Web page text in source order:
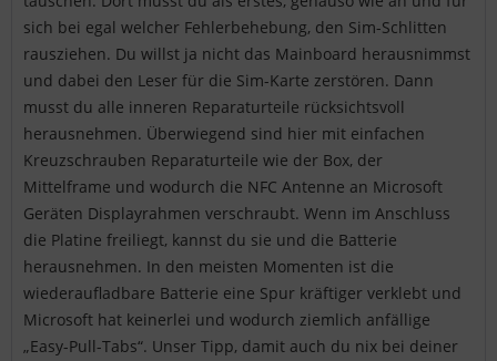
sich bei egal welcher Fehlerbehebung, den Sim-Schlitten
rausziehen. Du willst ja nicht das Mainboard herausnimmst
und dabei den Leser für die Sim-Karte zerstören. Dann
musst du alle inneren Reparaturteile rücksichtsvoll
herausnehmen. Überwiegend sind hier mit einfachen
Kreuzschrauben Reparaturteile wie der Box, der
Mittelframe und wodurch die NFC Antenne an Microsoft
Geräten Displayrahmen verschraubt. Wenn im Anschluss
die Platine freiliegt, kannst du sie und die Batterie
herausnehmen. In den meisten Momenten ist die
wiederaufladbare Batterie eine Spur kräftiger verklebt und
Microsoft hat keinerlei und wodurch ziemlich anfällige
„Easy-Pull-Tabs“. Unser Tipp, damit auch du nix bei deiner